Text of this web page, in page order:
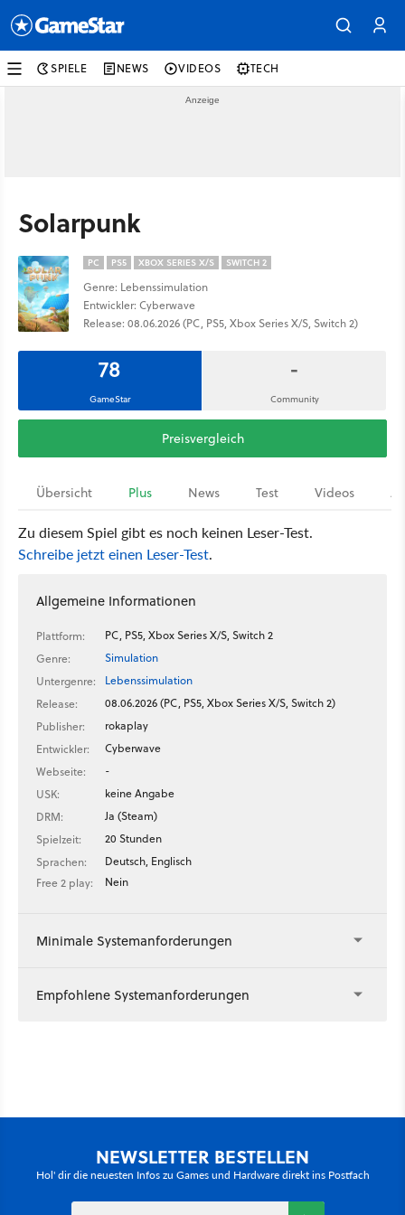
SPIELE NEWS VIDEOS TECH
Solarpunk
PC PS5 XBOX SERIES X/S SWITCH 2
Genre: Lebenssimulation
Entwickler: Cyberwave
Release: 08.06.2026 (PC, PS5, Xbox Series X/S, Switch 2)
78
GameStar
-
Community
Preisvergleich
Übersicht Plus News Test Videos
Zu diesem Spiel gibt es noch keinen Leser-Test.
Schreibe jetzt einen Leser-Test.
Allgemeine Informationen
Plattform:
PC, PS5, Xbox Series X/S, Switch 2
Genre:
Simulation
Untergenre:
Lebenssimulation
Release:
08.06.2026 (PC, PS5, Xbox Series X/S, Switch 2)
Publisher:
rokaplay
Entwickler:
Cyberwave
Webseite:
-
USK:
keine Angabe
DRM:
Ja (Steam)
Spielzeit:
20 Stunden
Sprachen:
Deutsch, Englisch
Free 2 play:
Nein
Minimale Systemanforderungen
Empfohlene Systemanforderungen
NEWSLETTER BESTELLEN
Hol' dir die neuesten Infos zu Games und Hardware direkt ins Postfach